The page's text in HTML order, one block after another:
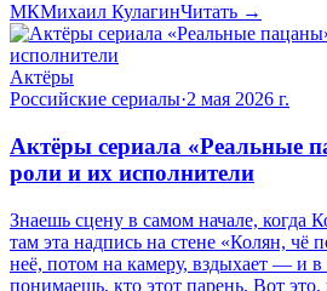
МКМихаил КулагинЧитать →
Актёры
Российские сериалы·2 мая 2026 г.
Актёры сериала «Реальные
роли и их исполнители
Знаешь сцену в самом начале, когда
там эта надпись на стене «Колян, чё
неё, потом на камеру, вздыхает — и
понимаешь, кто этот парень. Вот